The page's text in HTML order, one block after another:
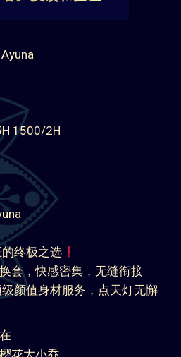
Ayuna
1500/2H
终极之选
套，快感密集，无缝衔接
颜值身材服务，点天灯无懈